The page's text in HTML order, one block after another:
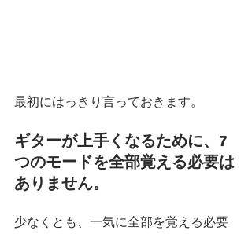
最初にはっきり言っておきます。
ギターが上手くなるために、7
つのモードを全部覚える必要は
ありません。
少なくとも、一気に全部を覚える必要